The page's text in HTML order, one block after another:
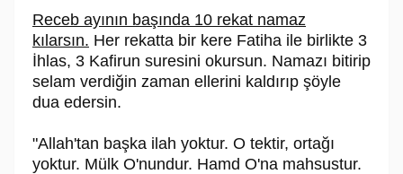
Receb ayının başında 10 rekat namaz
kılarsın. Her rekatta bir kere Fatiha ile birlikte 3
İhlas, 3 Kafirun suresini okursun. Namazı bitirip
selam verdiğin zaman ellerini kaldırıp şöyle
dua edersin.
"Allah'tan başka ilah yoktur. O tektir, ortağı
yoktur. Mülk O'nundur. Hamd O'na mahsustur.